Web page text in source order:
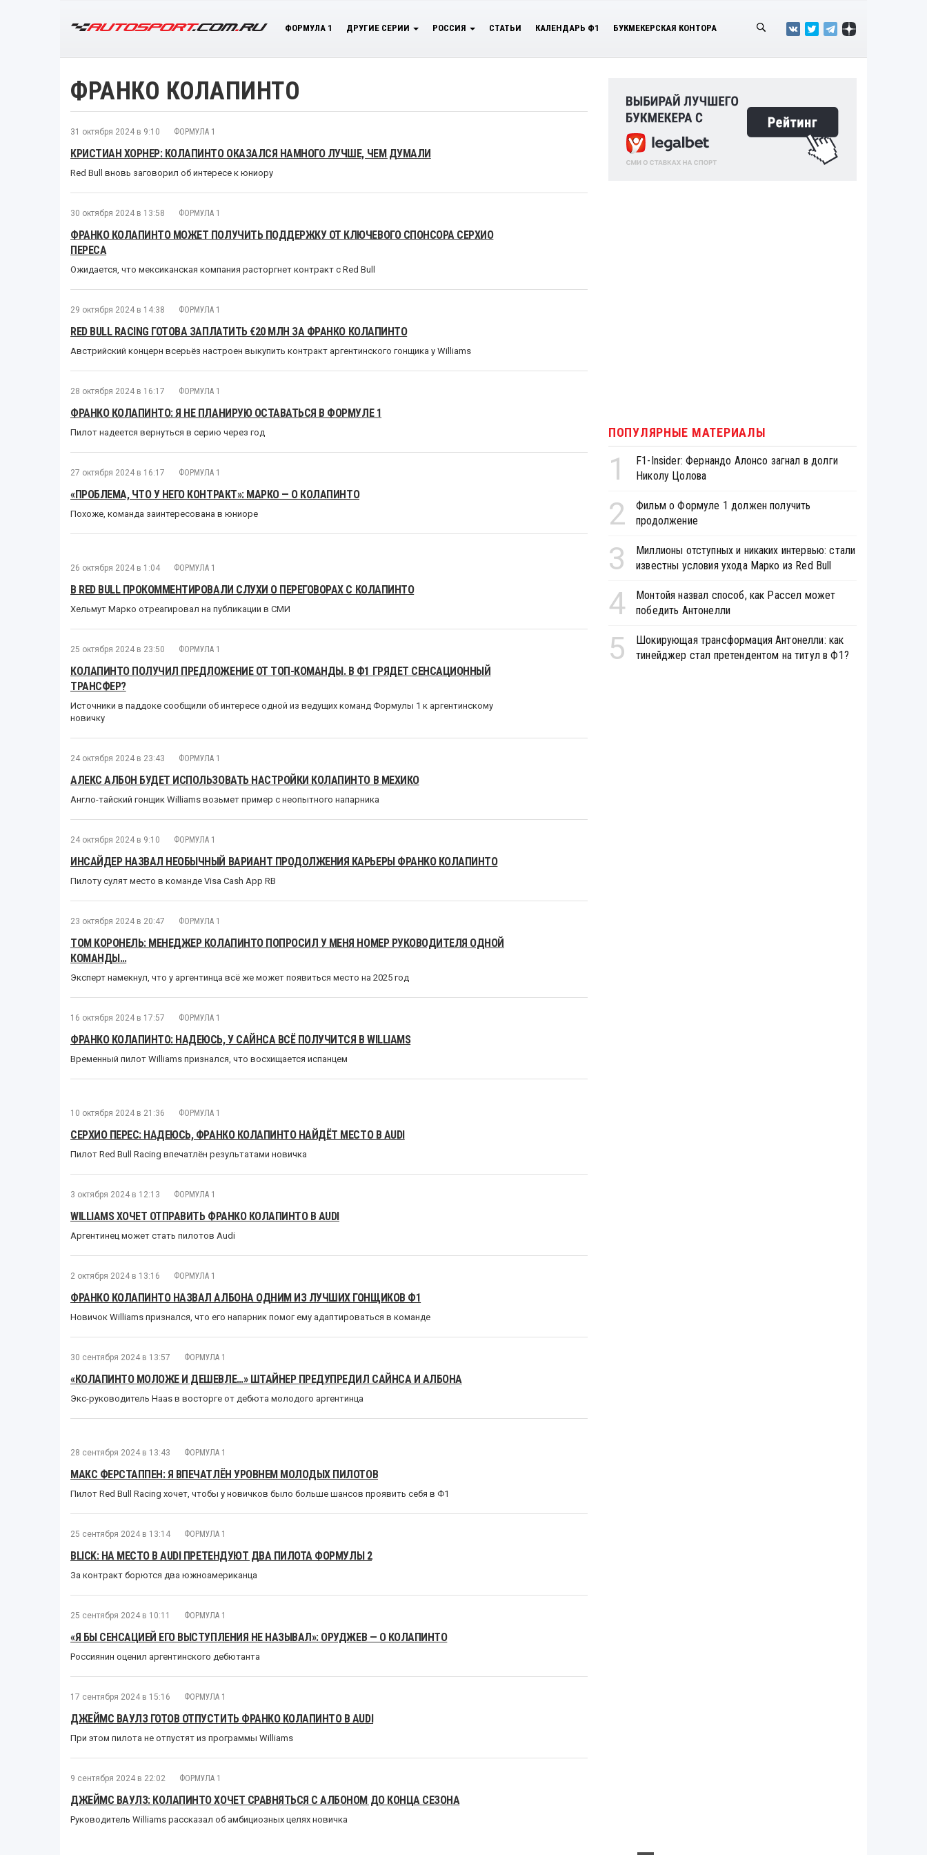
ФОРМУЛА 1 ДРУГИЕ СЕРИИ РОССИЯ СТАТЬИ КАЛЕНДАРЬ Ф1 БУКМЕКЕРСКАЯ КОНТОРА
ФРАНКО КОЛАПИНТО
31 октября 2024 в 9:10 ФОРМУЛА 1
КРИСТИАН ХОРНЕР: КОЛАПИНТО ОКАЗАЛСЯ НАМНОГО ЛУЧШЕ, ЧЕМ ДУМАЛИ
Red Bull вновь заговорил об интересе к юниору
30 октября 2024 в 13:58 ФОРМУЛА 1
ФРАНКО КОЛАПИНТО МОЖЕТ ПОЛУЧИТЬ ПОДДЕРЖКУ ОТ КЛЮЧЕВОГО СПОНСОРА СЕРХИО
ПЕРЕСА
Ожидается, что мексиканская компания расторгнет контракт с Red Bull
29 октября 2024 в 14:38 ФОРМУЛА 1
RED BULL RACING ГОТОВА ЗАПЛАТИТЬ €20 МЛН ЗА ФРАНКО КОЛАПИНТО
Австрийский концерн всерьёз настроен выкупить контракт аргентинского гонщика у Williams
28 октября 2024 в 16:17 ФОРМУЛА 1
ФРАНКО КОЛАПИНТО: Я НЕ ПЛАНИРУЮ ОСТАВАТЬСЯ В ФОРМУЛЕ 1
Пилот надеется вернуться в серию через год
27 октября 2024 в 16:17 ФОРМУЛА 1
«ПРОБЛЕМА, ЧТО У НЕГО КОНТРАКТ»: МАРКО — О КОЛАПИНТО
Похоже, команда заинтересована в юниоре
26 октября 2024 в 1:04 ФОРМУЛА 1
В RED BULL ПРОКОММЕНТИРОВАЛИ СЛУХИ О ПЕРЕГОВОРАХ С КОЛАПИНТО
Хельмут Марко отреагировал на публикации в СМИ
25 октября 2024 в 23:50 ФОРМУЛА 1
КОЛАПИНТО ПОЛУЧИЛ ПРЕДЛОЖЕНИЕ ОТ ТОП-КОМАНДЫ. В Ф1 ГРЯДЕТ СЕНСАЦИОННЫЙ
ТРАНСФЕР?
Источники в паддоке сообщили об интересе одной из ведущих команд Формулы 1 к аргентинскому
новичку
24 октября 2024 в 23:43 ФОРМУЛА 1
АЛЕКС АЛБОН БУДЕТ ИСПОЛЬЗОВАТЬ НАСТРОЙКИ КОЛАПИНТО В МЕХИКО
Англо-тайский гонщик Williams возьмет пример с неопытного напарника
24 октября 2024 в 9:10 ФОРМУЛА 1
ИНСАЙДЕР НАЗВАЛ НЕОБЫЧНЫЙ ВАРИАНТ ПРОДОЛЖЕНИЯ КАРЬЕРЫ ФРАНКО КОЛАПИНТО
Пилоту сулят место в команде Visa Cash App RB
23 октября 2024 в 20:47 ФОРМУЛА 1
ТОМ КОРОНЕЛЬ: МЕНЕДЖЕР КОЛАПИНТО ПОПРОСИЛ У МЕНЯ НОМЕР РУКОВОДИТЕЛЯ ОДНОЙ
КОМАНДЫ…
Эксперт намекнул, что у аргентинца всё же может появиться место на 2025 год
16 октября 2024 в 17:57 ФОРМУЛА 1
ФРАНКО КОЛАПИНТО: НАДЕЮСЬ, У САЙНСА ВСЁ ПОЛУЧИТСЯ В WILLIAMS
Временный пилот Williams признался, что восхищается испанцем
10 октября 2024 в 21:36 ФОРМУЛА 1
СЕРХИО ПЕРЕС: НАДЕЮСЬ, ФРАНКО КОЛАПИНТО НАЙДЁТ МЕСТО В AUDI
Пилот Red Bull Racing впечатлён результатами новичка
3 октября 2024 в 12:13 ФОРМУЛА 1
WILLIAMS ХОЧЕТ ОТПРАВИТЬ ФРАНКО КОЛАПИНТО В AUDI
Аргентинец может стать пилотов Audi
2 октября 2024 в 13:16 ФОРМУЛА 1
ФРАНКО КОЛАПИНТО НАЗВАЛ АЛБОНА ОДНИМ ИЗ ЛУЧШИХ ГОНЩИКОВ Ф1
Новичок Williams признался, что его напарник помог ему адаптироваться в команде
30 сентября 2024 в 13:57 ФОРМУЛА 1
«КОЛАПИНТО МОЛОЖЕ И ДЕШЕВЛЕ…» ШТАЙНЕР ПРЕДУПРЕДИЛ САЙНСА И АЛБОНА
Экс-руководитель Haas в восторге от дебюта молодого аргентинца
28 сентября 2024 в 13:43 ФОРМУЛА 1
МАКС ФЕРСТАППЕН: Я ВПЕЧАТЛЁН УРОВНЕМ МОЛОДЫХ ПИЛОТОВ
Пилот Red Bull Racing хочет, чтобы у новичков было больше шансов проявить себя в Ф1
25 сентября 2024 в 13:14 ФОРМУЛА 1
BLICK: НА МЕСТО В AUDI ПРЕТЕНДУЮТ ДВА ПИЛОТА ФОРМУЛЫ 2
За контракт борются два южноамериканца
25 сентября 2024 в 10:11 ФОРМУЛА 1
«Я БЫ СЕНСАЦИЕЙ ЕГО ВЫСТУПЛЕНИЯ НЕ НАЗЫВАЛ»: ОРУДЖЕВ — О КОЛАПИНТО
Россиянин оценил аргентинского дебютанта
17 сентября 2024 в 15:16 ФОРМУЛА 1
ДЖЕЙМС ВАУЛЗ ГОТОВ ОТПУСТИТЬ ФРАНКО КОЛАПИНТО В AUDI
При этом пилота не отпустят из программы Williams
9 сентября 2024 в 22:02 ФОРМУЛА 1
ДЖЕЙМС ВАУЛЗ: КОЛАПИНТО ХОЧЕТ СРАВНЯТЬСЯ С АЛБОНОМ ДО КОНЦА СЕЗОНА
Руководитель Williams рассказал об амбициозных целях новичка
ПОПУЛЯРНЫЕ МАТЕРИАЛЫ
1
F1-Insider: Фернандо Алонсо загнал в долги
Николу Цолова
2
Фильм о Формуле 1 должен получить
продолжение
3
Миллионы отступных и никаких интервью: стали
известны условия ухода Марко из Red Bull
4
Монтойя назвал способ, как Рассел может
победить Антонелли
5
Шокирующая трансформация Антонелли: как
тинейджер стал претендентом на титул в Ф1?